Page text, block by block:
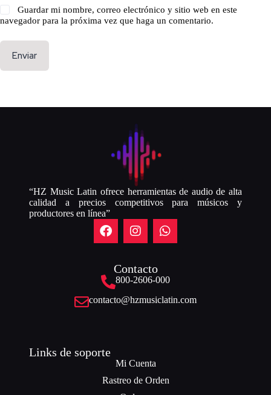
Guardar mi nombre, correo electrónico y sitio web en este
navegador para la próxima vez que haga un comentario.
Enviar
“HZ Music Latin ofrece herramientas de audio de alta
calidad a precios competitivos para músicos y
productores en línea”
Contacto
800-2606-000
contacto@hzmusiclatin.com
Links de soporte
Mi Cuenta
Rastreo de Orden